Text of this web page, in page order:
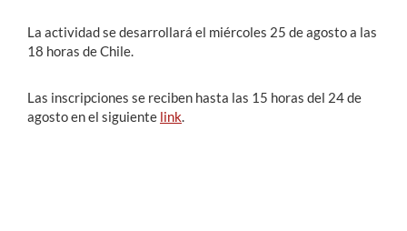
La actividad se desarrollará el miércoles 25 de agosto a las
18 horas de Chile.
Las inscripciones se reciben hasta las 15 horas del 24 de
agosto en el siguiente link.